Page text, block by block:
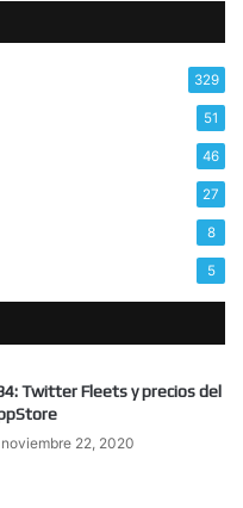
329
51
46
27
8
5
Twitter Fleets y precios del
noviembre 22, 2020